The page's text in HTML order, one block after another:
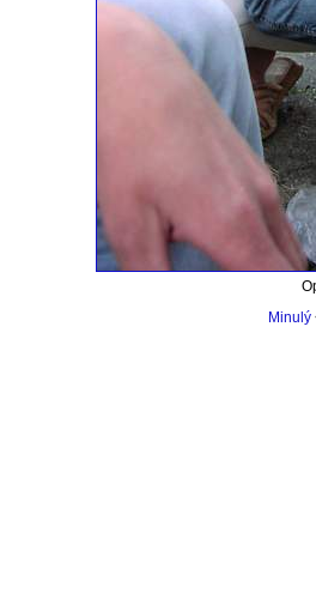
Minulý